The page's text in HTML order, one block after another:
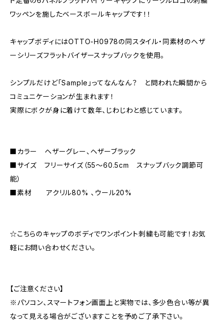
ワッペンを施したベースボールキャップです！！
キャップボディにはOTTO-H0978の同スタイル・同素材のヘザ
ーシリーズフラットバイザースナップバックを使用。
シンプルだけど「Sample」ってなんなん？ と問われた瞬間から
コミュニケーションが生まれます！
実際にボクが身に着けて数年、じわじわと感じています。
■カラー ヘザーグレー、ヘザーブラック
■サイズ フリーサイズ（55〜60.5cm スナップバック調節可
能）
■素材 アクリル80% 、ウール20%
☆こちらのキャップのボディでワンポイント刺繍も可能です！お気
軽にお問い合わせください。
【ご注意ください】
※パソコン、スマートフォン画面上と実物では、多少色合い等が異
なって見える場合がございますことを予めご了承下さい。